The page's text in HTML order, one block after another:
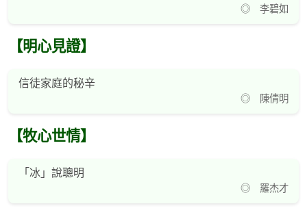
◎ 李碧如
【明心見證】
信徒家庭的秘辛
◎ 陳倩明
【牧心世情】
「冰」說聰明
◎ 羅杰才